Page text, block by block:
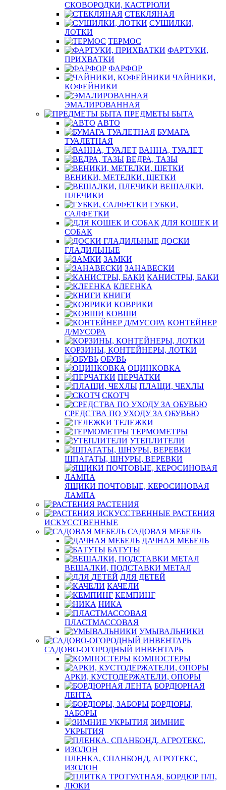
СКОВОРОДКИ, КАСТРЮЛИ
СТЕКЛЯНАЯ
СУШИЛКИ,
ЛОТКИ
ТЕРМОС
ФАРТУКИ,
ПРИХВАТКИ
ФАРФОР
ЧАЙНИКИ,
КОФЕЙНИКИ
ЭМАЛИРОВАННАЯ
ПРЕДМЕТЫ БЫТА
АВТО
БУМАГА
ТУАЛЕТНАЯ
ВАННА, ТУАЛЕТ
ВЕДРА, ТАЗЫ
ВЕНИКИ, МЕТЕЛКИ, ЩЕТКИ
ВЕШАЛКИ,
ПЛЕЧИКИ
ГУБКИ,
САЛФЕТКИ
ДЛЯ КОШЕК И
СОБАК
ДОСКИ
ГЛАДИЛЬНЫЕ
ЗАМКИ
ЗАНАВЕСКИ
КАНИСТРЫ, БАКИ
КЛЕЕНКА
КНИГИ
КОВРИКИ
КОВШИ
КОНТЕЙНЕР
Д/МУСОРА
КОРЗИНЫ, КОНТЕЙНЕРЫ, ЛОТКИ
ОБУВЬ
ОЦИНКОВКА
ПЕРЧАТКИ
ПЛАЩИ, ЧЕХЛЫ
СКОТЧ
СРЕДСТВА ПО УХОДУ ЗА ОБУВЬЮ
ТЕЛЕЖКИ
ТЕРМОМЕТРЫ
УТЕПЛИТЕЛИ
ШПАГАТЫ, ШНУРЫ, ВЕРЕВКИ
ЯЩИКИ ПОЧТОВЫЕ, КЕРОСИНОВАЯ
ЛАМПА
РАСТЕНИЯ
РАСТЕНИЯ
ИСКУССТВЕННЫЕ
САДОВАЯ МЕБЕЛЬ
ДАЧНАЯ МЕБЕЛЬ
БАТУТЫ
ВЕШАЛКИ, ПОДСТАВКИ МЕТАЛ
ДЛЯ ДЕТЕЙ
КАЧЕЛИ
КЕМПИНГ
НИКА
ПЛАСТМАССОВАЯ
УМЫВАЛЬНИКИ
САДОВО-ОГОРОДНЫЙ ИНВЕНТАРЬ
КОМПОСТЕРЫ
АРКИ, КУСТОДЕРЖАТЕЛИ, ОПОРЫ
БОРДЮРНАЯ
ЛЕНТА
БОРДЮРЫ,
ЗАБОРЫ
ЗИМНИЕ
УКРЫТИЯ
ПЛЕНКА, СПАНБОНД, АГРОТЕКС,
ИЗОЛОН